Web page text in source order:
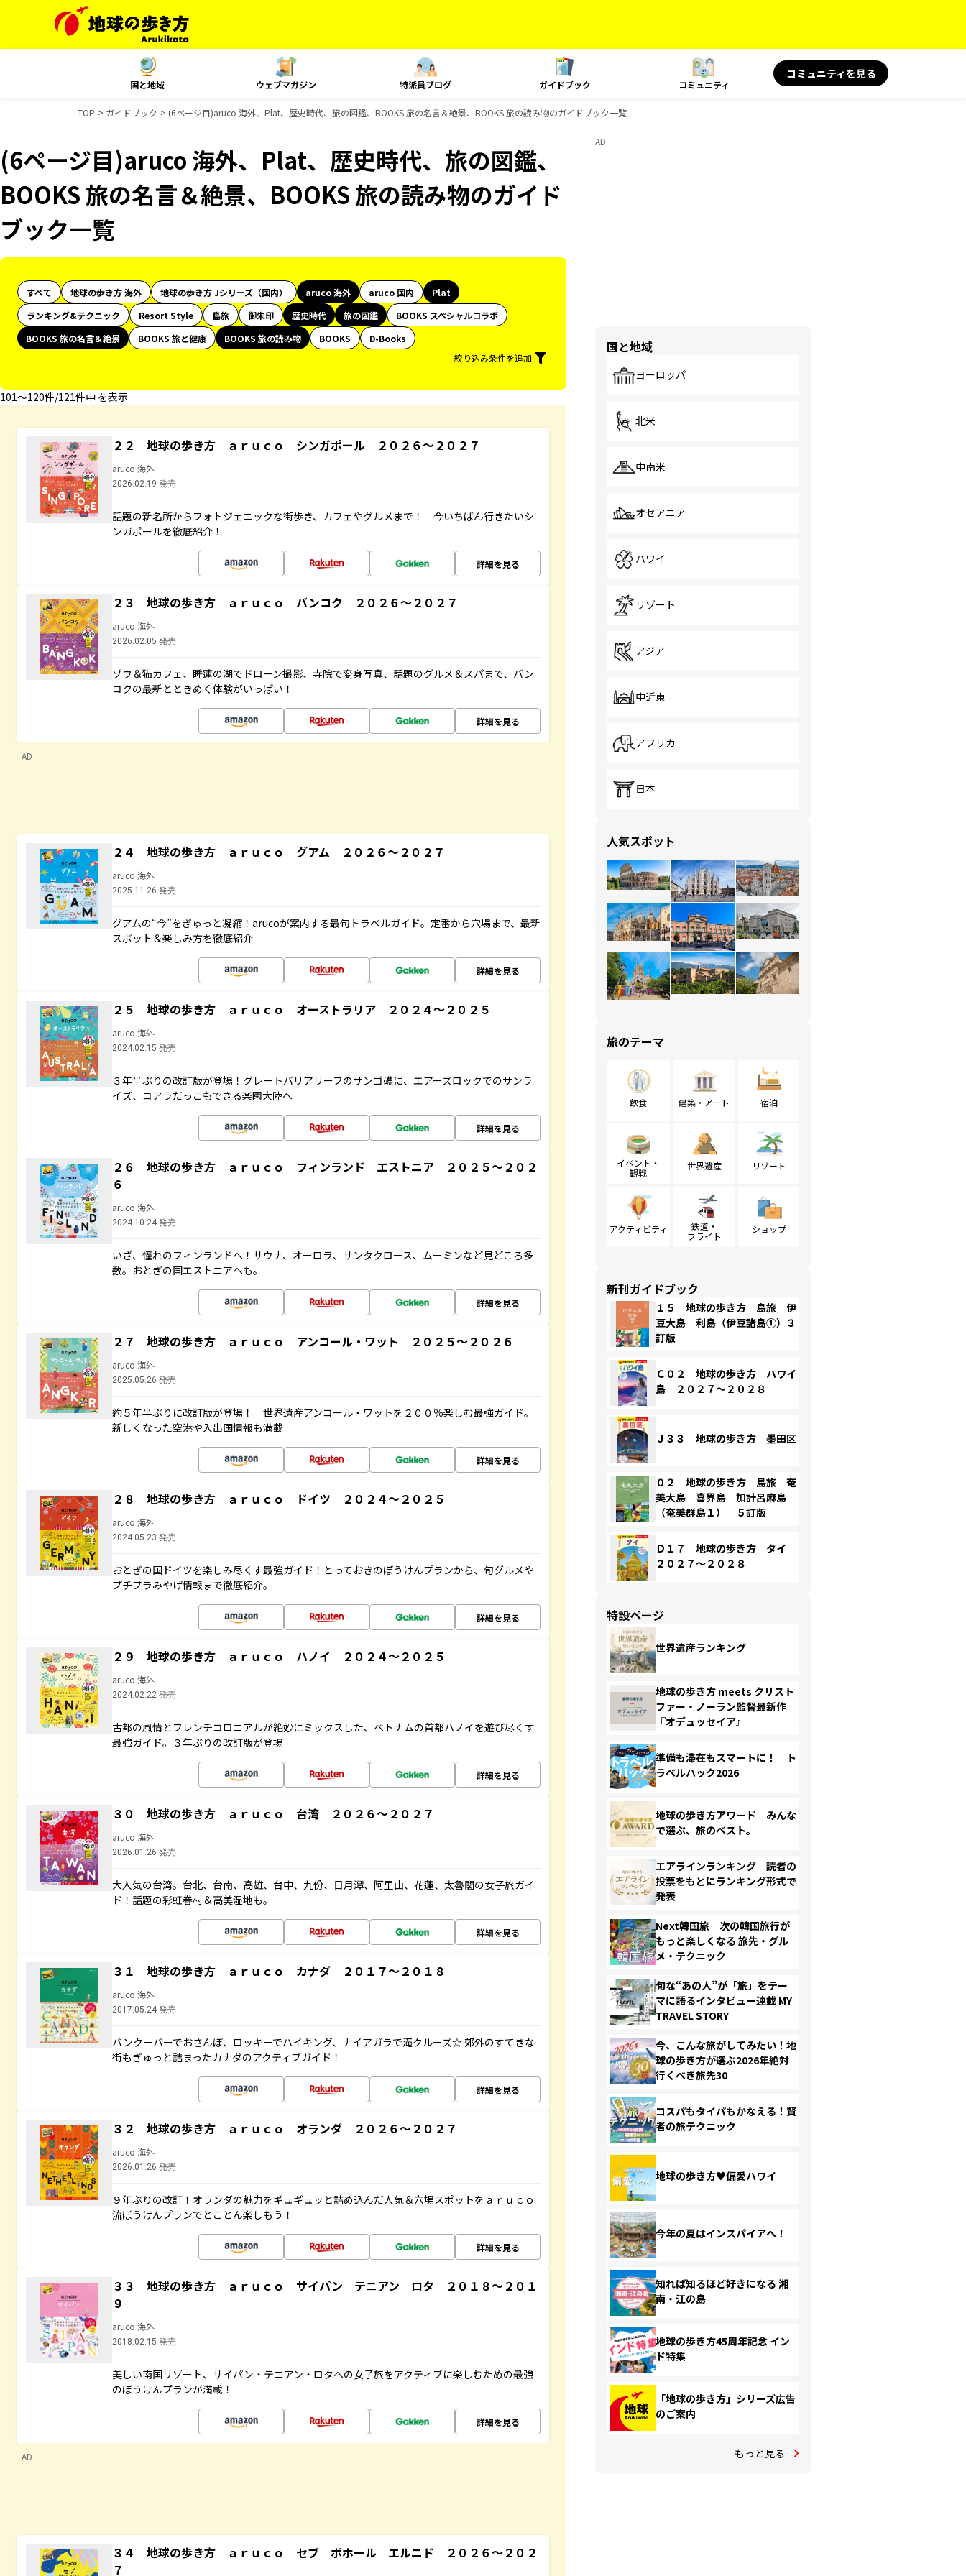
国と地域 ウェブマガジン 特派員ブログ ガイドブック コミュニティ
コミュニティを見る
TOP ガイドブック (6ページ目)aruco 海外、Plat、歴史時代、旅の図鑑、BOOKS 旅の名言＆絶景、BOOKS 旅の読み物のガイドブック一覧
(6ページ目)aruco 海外、Plat、歴史時代、旅の図鑑、
BOOKS 旅の名言＆絶景、BOOKS 旅の読み物のガイド
ブック一覧
すべて 地球の歩き方 海外 地球の歩き方 Jシリーズ（国内） aruco 海外 aruco 国内
Plat
ランキング&テクニック
Resort Style 島旅 御朱印 歴史時代 旅の図鑑
BOOKS スペシャルコラボ
BOOKS 旅の名言＆絶景
BOOKS 旅と健康 BOOKS 旅の読み物 BOOKS
D-Books
絞り込み条件を追加
101〜120件/121件中 を表示
２２ 地球の歩き方 ａｒｕｃｏ シンガポール ２０２６～２０２７
aruco 海外
2026.02.19 発売
話題の新名所からフォトジェニックな街歩き、カフェやグルメまで！ 今いちばん行きたいシ
ンガポールを徹底紹介！
詳細を見る
２３ 地球の歩き方 ａｒｕｃｏ バンコク ２０２６～２０２７
aruco 海外
2026.02.05 発売
ゾウ＆猫カフェ、睡蓮の湖でドローン撮影、寺院で変身写真、話題のグルメ＆スパまで、バン
コクの最新とときめく体験がいっぱい！
詳細を見る
AD
２４ 地球の歩き方 ａｒｕｃｏ グアム ２０２６～２０２７
aruco 海外
2025.11.26 発売
グアムの“今”をぎゅっと凝縮！arucoが案内する最旬トラベルガイド。定番から穴場まで、最新
スポット＆楽しみ方を徹底紹介
詳細を見る
２５ 地球の歩き方 ａｒｕｃｏ オーストラリア ２０２４～２０２５
aruco 海外
2024.02.15 発売
３年半ぶりの改訂版が登場！グレートバリアリーフのサンゴ礁に、エアーズロックでのサンラ
イズ、コアラだっこもできる楽園大陸へ
詳細を見る
２６ 地球の歩き方 ａｒｕｃｏ フィンランド エストニア ２０２５～２０２
６
aruco 海外
2024.10.24 発売
いざ、憧れのフィンランドへ！サウナ、オーロラ、サンタクロース、ムーミンなど見どころ多
数。おとぎの国エストニアへも。
詳細を見る
２７ 地球の歩き方 ａｒｕｃｏ アンコール・ワット ２０２５～２０２６
aruco 海外
2025.05.26 発売
約５年半ぶりに改訂版が登場！ 世界遺産アンコール・ワットを２００％楽しむ最強ガイド。
新しくなった空港や入出国情報も満載
詳細を見る
２８ 地球の歩き方 ａｒｕｃｏ ドイツ ２０２４～２０２５
aruco 海外
2024.05.23 発売
おとぎの国ドイツを楽しみ尽くす最強ガイド！とっておきのぼうけんプランから、旬グルメや
プチプラみやげ情報まで徹底紹介。
詳細を見る
２９ 地球の歩き方 ａｒｕｃｏ ハノイ ２０２４～２０２５
aruco 海外
2024.02.22 発売
古都の風情とフレンチコロニアルが絶妙にミックスした、ベトナムの首都ハノイを遊び尽くす
最強ガイド。３年ぶりの改訂版が登場
詳細を見る
３０ 地球の歩き方 ａｒｕｃｏ 台湾 ２０２６～２０２７
aruco 海外
2026.01.26 発売
大人気の台湾。台北、台南、高雄、台中、九份、日月潭、阿里山、花蓮、太魯閣の女子旅ガイ
ド！話題の彩虹眷村＆高美湿地も。
詳細を見る
３１ 地球の歩き方 ａｒｕｃｏ カナダ ２０１７～２０１８
aruco 海外
2017.05.24 発売
バンクーバーでおさんぽ、ロッキーでハイキング、ナイアガラで滝クルーズ☆ 郊外のすてきな
街もぎゅっと詰まったカナダのアクティブガイド！
詳細を見る
３２ 地球の歩き方 ａｒｕｃｏ オランダ ２０２６～２０２７
aruco 海外
2026.01.26 発売
９年ぶりの改訂！オランダの魅力をギュギュッと詰め込んだ人気＆穴場スポットをａｒｕｃｏ
流ぼうけんプランでとことん楽しもう！
詳細を見る
３３ 地球の歩き方 ａｒｕｃｏ サイパン テニアン ロタ ２０１８～２０１
９
aruco 海外
2018.02.15 発売
美しい南国リゾート、サイパン・テニアン・ロタへの女子旅をアクティブに楽しむための最強
のぼうけんプランが満載！
詳細を見る
AD
３４ 地球の歩き方 ａｒｕｃｏ セブ ボホール エルニド ２０２６～２０２
７
AD
国と地域
ヨーロッパ
北米
中南米
オセアニア
ハワイ
リゾート
アジア
中近東
アフリカ
日本
人気スポット
旅のテーマ
飲食 建築・アート 宿泊
イベント・
観戦
世界遺産 リゾート
アクティビティ
鉄道・
フライト
ショップ
新刊ガイドブック
１５ 地球の歩き方 島旅 伊
豆大島 利島（伊豆諸島①）３
訂版
Ｃ０２ 地球の歩き方 ハワイ
島 ２０２７～２０２８
Ｊ３３ 地球の歩き方 墨田区
０２ 地球の歩き方 島旅 奄
美大島 喜界島 加計呂麻島
（奄美群島１） ５訂版
Ｄ１７ 地球の歩き方 タイ
２０２７～２０２８
特設ページ
世界遺産ランキング
地球の歩き方 meets クリスト
ファー・ノーラン監督最新作
『オデュッセイア』
準備も滞在もスマートに！ ト
ラベルハック2026
地球の歩き方アワード みんな
で選ぶ、旅のベスト。
エアラインランキング 読者の
投票をもとにランキング形式で
発表
Next韓国旅 次の韓国旅行が
もっと楽しくなる 旅先・グル
メ・テクニック
旬な“あの人”が「旅」をテー
マに語るインタビュー連載 MY
TRAVEL STORY
今、こんな旅がしてみたい！地
球の歩き方が選ぶ2026年絶対
行くべき旅先30
コスパもタイパもかなえる！賢
者の旅テクニック
地球の歩き方♥偏愛ハワイ
今年の夏はインスパイアへ！
知れば知るほど好きになる 湘
南・江の島
地球の歩き方45周年記念 イン
ド特集
「地球の歩き方」シリーズ広告
のご案内
もっと見る